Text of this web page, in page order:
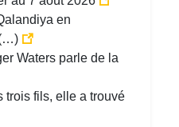
en
Waters parle de la
trois fils, elle a trouvé